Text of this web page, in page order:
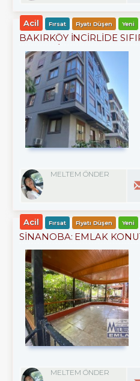
Acil Fırsat Fiyatı Düşen Yeni
BAKIRKÖY İNCİRLİDE
CEPHELİ ARA KAT
MELTEM ÖNDER
Acil Fırsat Fiyatı Düşen Yeni
SİNANOBA: EMLAK
VİLLA 3+1
MELTEM ÖNDER